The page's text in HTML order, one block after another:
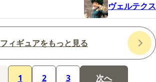
ヴェルテクス
フィギュアをもっと見る
1 2 3 次へ